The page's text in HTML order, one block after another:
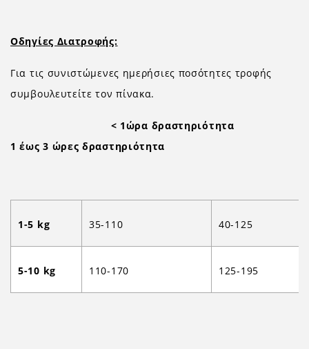
Οδηγίες Διατροφής:
Για τις συνιστώμενες ημερήσιες ποσότητες τροφής
συμβουλευτείτε τον πίνακα.
< 1ώρα δραστηριότητα
1 έως 3 ώρες δραστηριότητα
1-5 kg 35-110 40-125
5-10 kg 110-170 125-195